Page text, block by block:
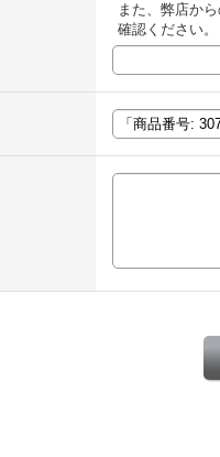
また、弊店か
確認ください。